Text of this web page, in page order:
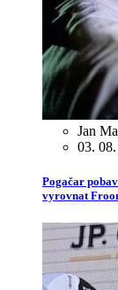
Jan
03.
Pogačar
vyrovnat